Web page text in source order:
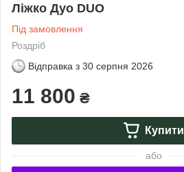
Ліжко Дуо DUO
Під замовлення
Роздріб
Відправка з 30 серпня 2026
11 800 ₴
Купити
або